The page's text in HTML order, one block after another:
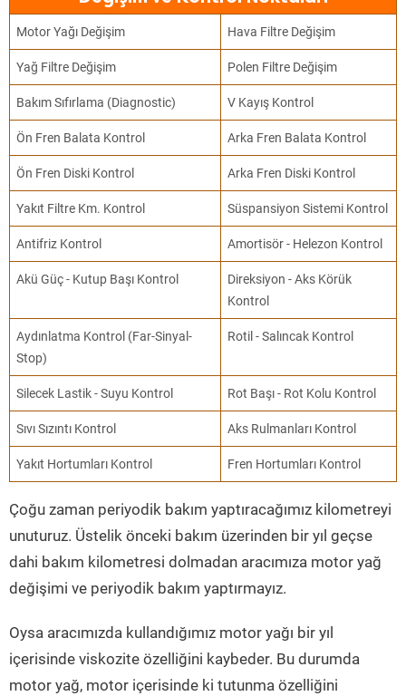
Motor Yağı Değişim Hava Filtre Değişim
Yağ Filtre Değişim Polen Filtre Değişim
Bakım Sıfırlama (Diagnostic) V Kayış Kontrol
Ön Fren Balata Kontrol Arka Fren Balata Kontrol
Ön Fren Diski Kontrol Arka Fren Diski Kontrol
Yakıt Filtre Km. Kontrol Süspansiyon Sistemi Kontrol
Antifriz Kontrol Amortisör - Helezon Kontrol
Akü Güç - Kutup Başı Kontrol
Direksiyon - Aks Körük
Kontrol
Aydınlatma Kontrol (Far-Sinyal-
Stop)
Rotil - Salıncak Kontrol
Silecek Lastik - Suyu Kontrol Rot Başı - Rot Kolu Kontrol
Sıvı Sızıntı Kontrol Aks Rulmanları Kontrol
Yakıt Hortumları Kontrol Fren Hortumları Kontrol
Çoğu zaman periyodik bakım yaptıracağımız kilometreyi
unuturuz. Üstelik önceki bakım üzerinden bir yıl geçse
dahi bakım kilometresi dolmadan aracımıza motor yağ
değişimi ve periyodik bakım yaptırmayız.
Oysa aracımızda kullandığımız motor yağı bir yıl
içerisinde viskozite özelliğini kaybeder. Bu durumda
motor yağ, motor içerisinde ki tutunma özelliğini